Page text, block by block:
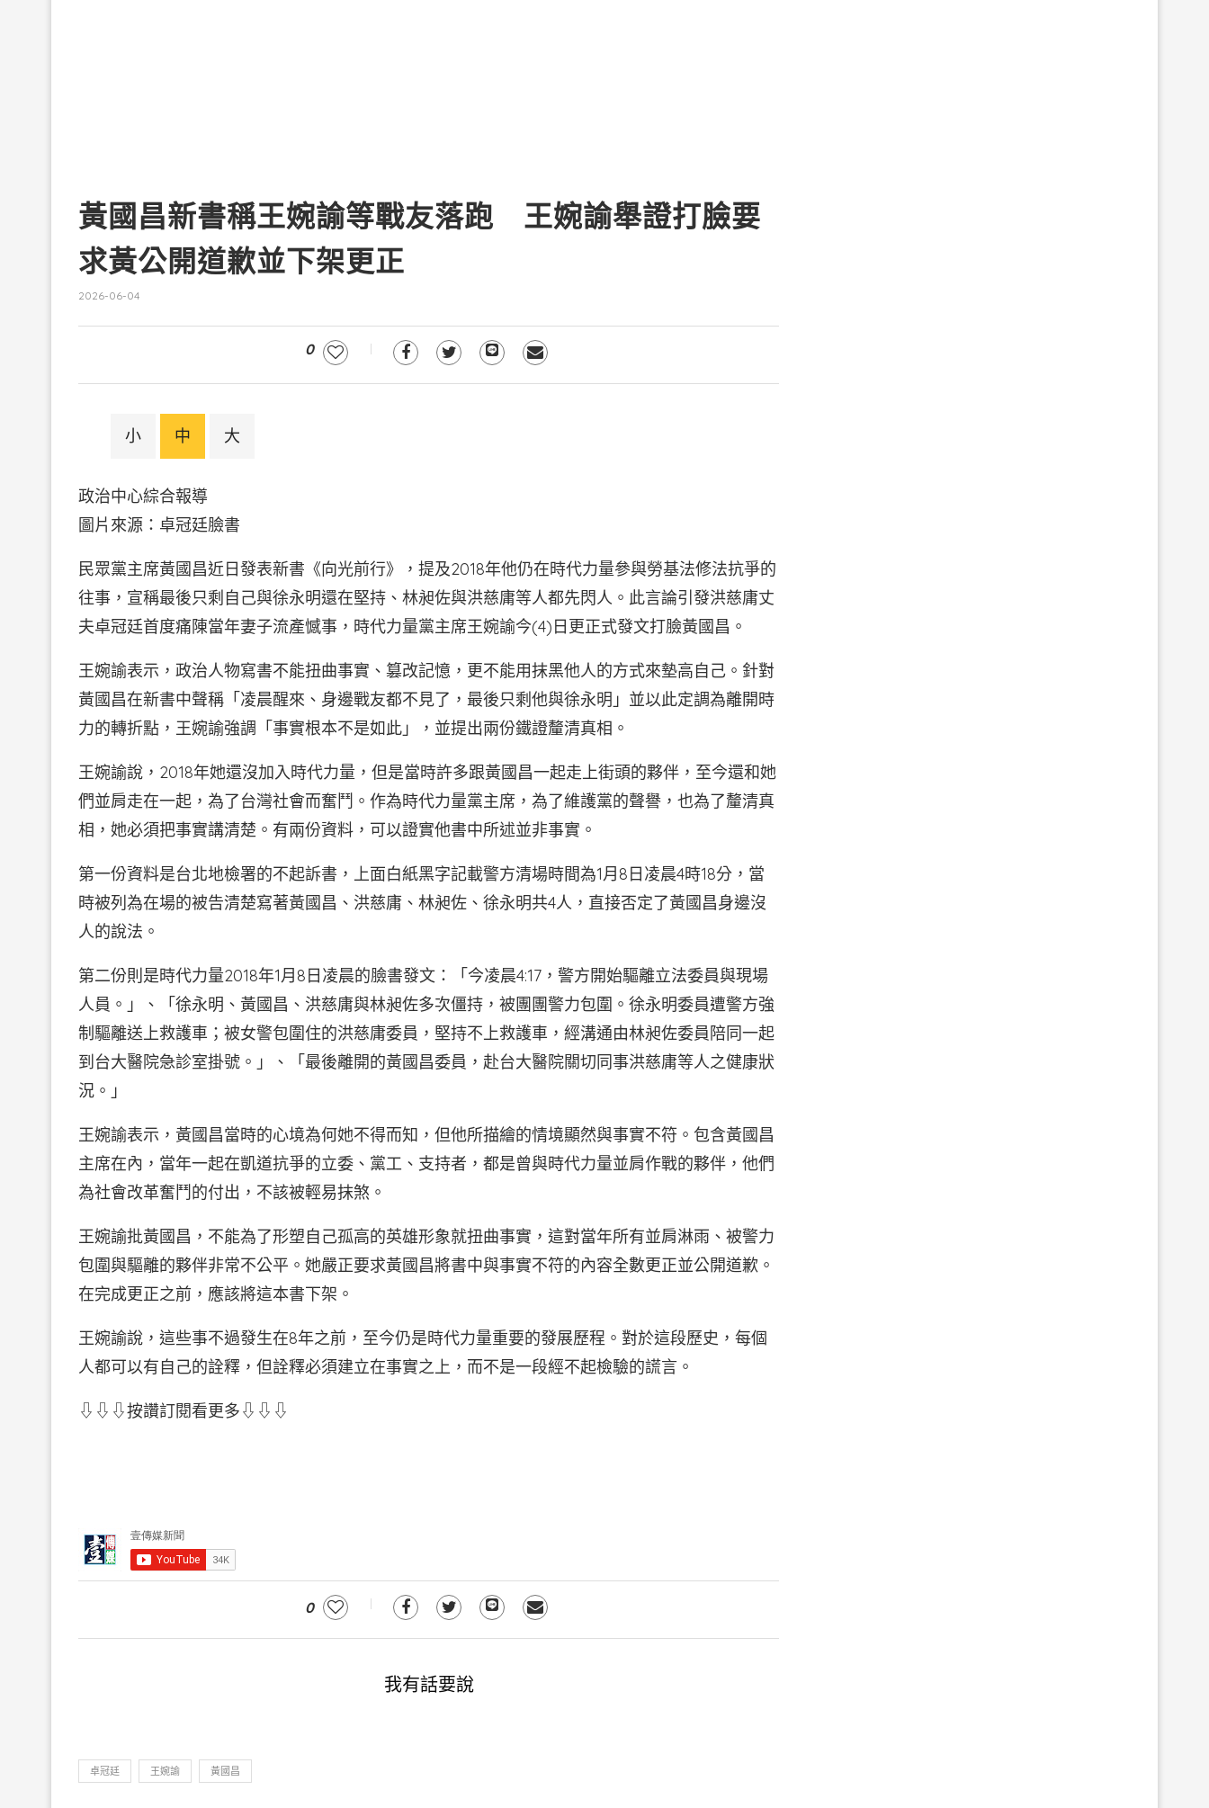
黃國昌新書稱王婉諭等戰友落跑 王婉諭舉證打臉要
求黃公開道歉並下架更正
2026-06-04
0
小 中 大
政治中心綜合報導
圖片來源：卓冠廷臉書
民眾黨主席黃國昌近日發表新書《向光前行》，提及2018年他仍在時代力量參與勞基法修法抗爭的
往事，宣稱最後只剩自己與徐永明還在堅持、林昶佐與洪慈庸等人都先閃人。此言論引發洪慈庸丈
夫卓冠廷首度痛陳當年妻子流產憾事，時代力量黨主席王婉諭今(4)日更正式發文打臉黃國昌。
王婉諭表示，政治人物寫書不能扭曲事實、篡改記憶，更不能用抹黑他人的方式來墊高自己。針對
黃國昌在新書中聲稱「凌晨醒來、身邊戰友都不見了，最後只剩他與徐永明」並以此定調為離開時
力的轉折點，王婉諭強調「事實根本不是如此」，並提出兩份鐵證釐清真相。
王婉諭說，2018年她還沒加入時代力量，但是當時許多跟黃國昌一起走上街頭的夥伴，至今還和她
們並肩走在一起，為了台灣社會而奮鬥。作為時代力量黨主席，為了維護黨的聲譽，也為了釐清真
相，她必須把事實講清楚。有兩份資料，可以證實他書中所述並非事實。
第一份資料是台北地檢署的不起訴書，上面白紙黑字記載警方清場時間為1月8日凌晨4時18分，當
時被列為在場的被告清楚寫著黃國昌、洪慈庸、林昶佐、徐永明共4人，直接否定了黃國昌身邊沒
人的說法。
第二份則是時代力量2018年1月8日凌晨的臉書發文：「今凌晨4:17，警方開始驅離立法委員與現場
人員。」、「徐永明、黃國昌、洪慈庸與林昶佐多次僵持，被團團警力包圍。徐永明委員遭警方強
制驅離送上救護車；被女警包圍住的洪慈庸委員，堅持不上救護車，經溝通由林昶佐委員陪同一起
到台大醫院急診室掛號。」、「最後離開的黃國昌委員，赴台大醫院關切同事洪慈庸等人之健康狀
況。」
王婉諭表示，黃國昌當時的心境為何她不得而知，但他所描繪的情境顯然與事實不符。包含黃國昌
主席在內，當年一起在凱道抗爭的立委、黨工、支持者，都是曾與時代力量並肩作戰的夥伴，他們
為社會改革奮鬥的付出，不該被輕易抹煞。
王婉諭批黃國昌，不能為了形塑自己孤高的英雄形象就扭曲事實，這對當年所有並肩淋雨、被警力
包圍與驅離的夥伴非常不公平。她嚴正要求黃國昌將書中與事實不符的內容全數更正並公開道歉。
在完成更正之前，應該將這本書下架。
王婉諭說，這些事不過發生在8年之前，至今仍是時代力量重要的發展歷程。對於這段歷史，每個
人都可以有自己的詮釋，但詮釋必須建立在事實之上，而不是一段經不起檢驗的謊言。
⇩⇩⇩按讚訂閱看更多⇩⇩⇩
0
我有話要說
卓冠廷 王婉諭 黃國昌